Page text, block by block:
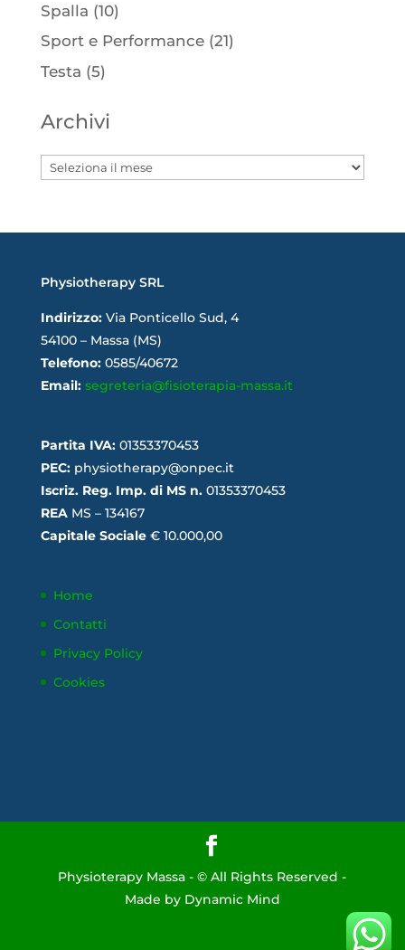
Spalla (10)
Sport e Performance(21)
Testa (5)
Archivi
Archivi
Physiotherapy SRL
Indirizzo:Via Ponticello Sud, 4
54100 – Massa (MS)
Telefono:0585/40672
Email: segreteria@fisioterapia-massa.it
Partita IVA:01353370453
PEC:physiotherapy@onpec.it
Iscriz. Reg. Imp. di MS n.01353370453
REAMS – 134167
Capitale Sociale€ 10.000,00
Home
Contatti
Privacy Policy
Cookies
Physioterapy Massa - © All Rights Reserved -
Made by Dynamic Mind